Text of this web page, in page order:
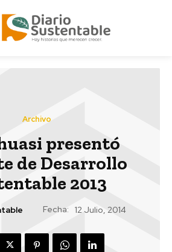
Archivo
presentó
de Desarrollo
2013
Fecha: 12 Julio, 2014